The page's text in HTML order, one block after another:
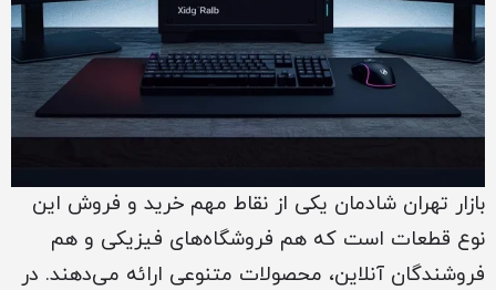
بازار تهران شادمان یکی از نقاط مهم خرید و فروش این
نوع قطعات است که هم فروشگاه‌های فیزیکی و هم
فروشندگان آنلاین، محصولات متنوعی ارائه می‌دهند. در